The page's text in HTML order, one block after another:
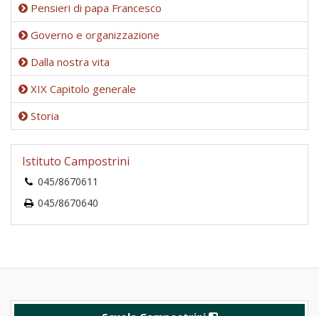
Pensieri di papa Francesco
Governo e organizzazione
Dalla nostra vita
XIX Capitolo generale
Storia
Istituto Campostrini
045/8670611
045/8670640